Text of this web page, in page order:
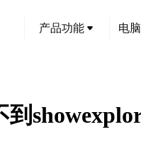
产品功能 电
到